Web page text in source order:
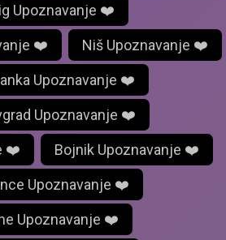
Upoznavanje ❤️
❤️ Niš Upoznavanje ❤️
Upoznavanje ❤️
Upoznavanje ❤️
❤️ Bojnik Upoznavanje ❤️
Upoznavanje ❤️
Upoznavanje ❤️